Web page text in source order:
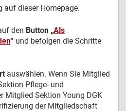
auf dieser Homepage.
den Button „Als
“ und befolgen die Schritte
auswählen. Wenn Sie Mitglied
Pflege- und
Mitglied Sektion Young DGK
der Mitgliedschaft